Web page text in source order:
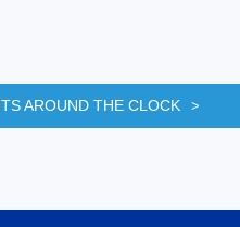
AROUND THE CLOCK